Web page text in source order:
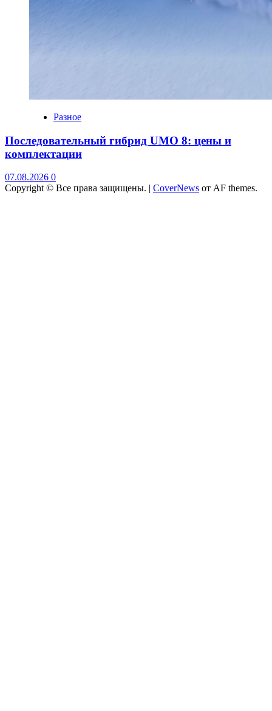
Разное
Последовательный гибрид UMO 8: цены и
комплектации
07.08.2026 0
Copyright © Все права защищены. | CoverNews от AF themes.